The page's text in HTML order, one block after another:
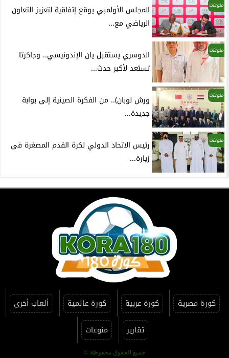
منوعات
المجلس الأولمبي يوقع إتفاقية لتعزيز التعاون
الرياضي مع...
منوعات
الدوسري يستقبل يان الإندونيسي.. وجاكرتا
تستعد لأكبر حدث...
منوعات
ورش لوبان).. من الفكرة الصينية إلى بوابة
جديدة...
منوعات
رئيس الاتحاد الدولي لكرة القدم المصغرة فى
زيارة...
كورة مصرية كورة عربية كورة عالمية
ألعاب أخرى
تقارير
منوعات
جميع الحقوق محفوظة ©